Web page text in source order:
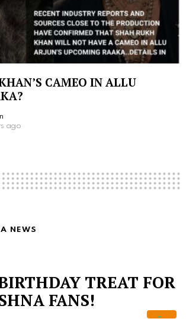
CAMEO IN ALLU
ago
NEWS
TREAT FOR
FANS!